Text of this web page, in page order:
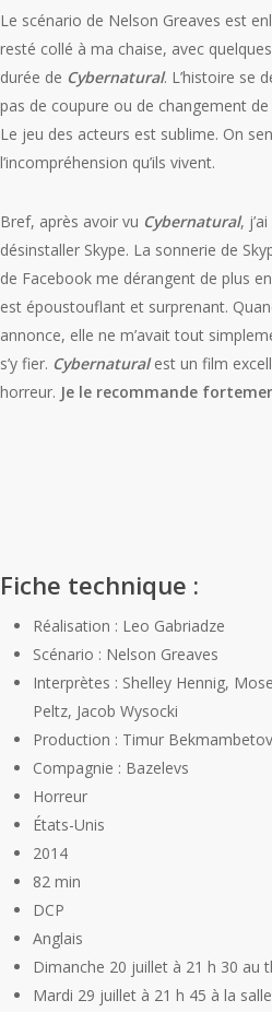
Le scénario de Nelson Greaves est
resté collé à ma chaise, avec
durée de Cybernatural. L’histoire se
pas de coupure ou de changement
Le jeu des acteurs est sublime. On
l’incompréhension qu’ils vivent.
Bref, après avoir vu Cybernatural,
désinstaller Skype. La sonnerie de
de Facebook me dérangent de plus
est époustouflant et surprenant.
annonce, elle ne m’avait tout
s’y fier. Cybernaturalest un film
horreur. Je le recommande
Fiche technique :
Réalisation : Leo Gabriadze
Scénario : Nelson Greaves
Interprètes : Shelley Hennig,
Peltz, Jacob Wysocki
Production : Timur Bekmambetov
Compagnie : Bazelevs
Horreur
États-Unis
2014
82 min
DCP
Anglais
Dimanche 20 juillet à 21 h 30 au
Mardi 29 juillet à 21 h 45 à la salle